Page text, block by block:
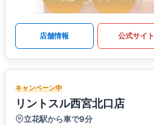
店舗情報 公式サイト
キャンペーン中
リントスル西宮北口店
立花駅から車で9分